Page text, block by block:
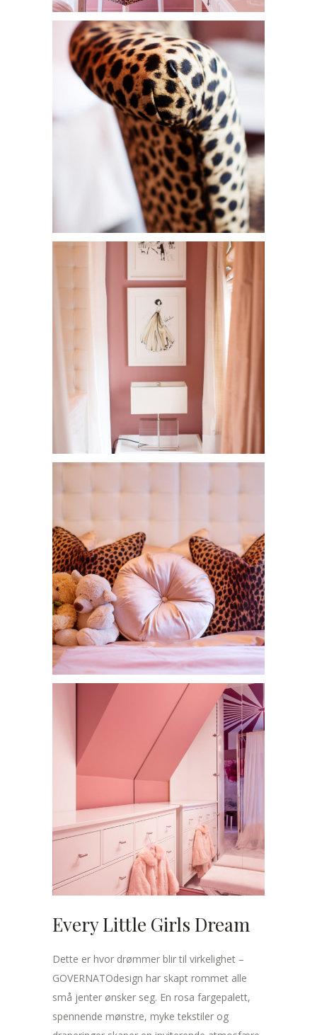
Every Little Girls Dream
Dette er hvor drømmer blir til virkelighet –
GOVERNATOdesign har skapt rommet alle
små jenter ønsker seg. En rosa fargepalett,
spennende mønstre, myke tekstiler og